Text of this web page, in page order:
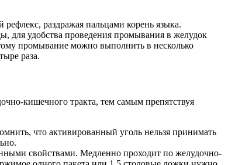
раздражая пальцами корень языка.
для удобства проведения промывания в желудок
промывание можно выполнить в несколько
раза.
кишечного тракта, тем самым препятствуя
что активированный уголь нельзя принимать
свойствами. Медленно проходит по желудочно-